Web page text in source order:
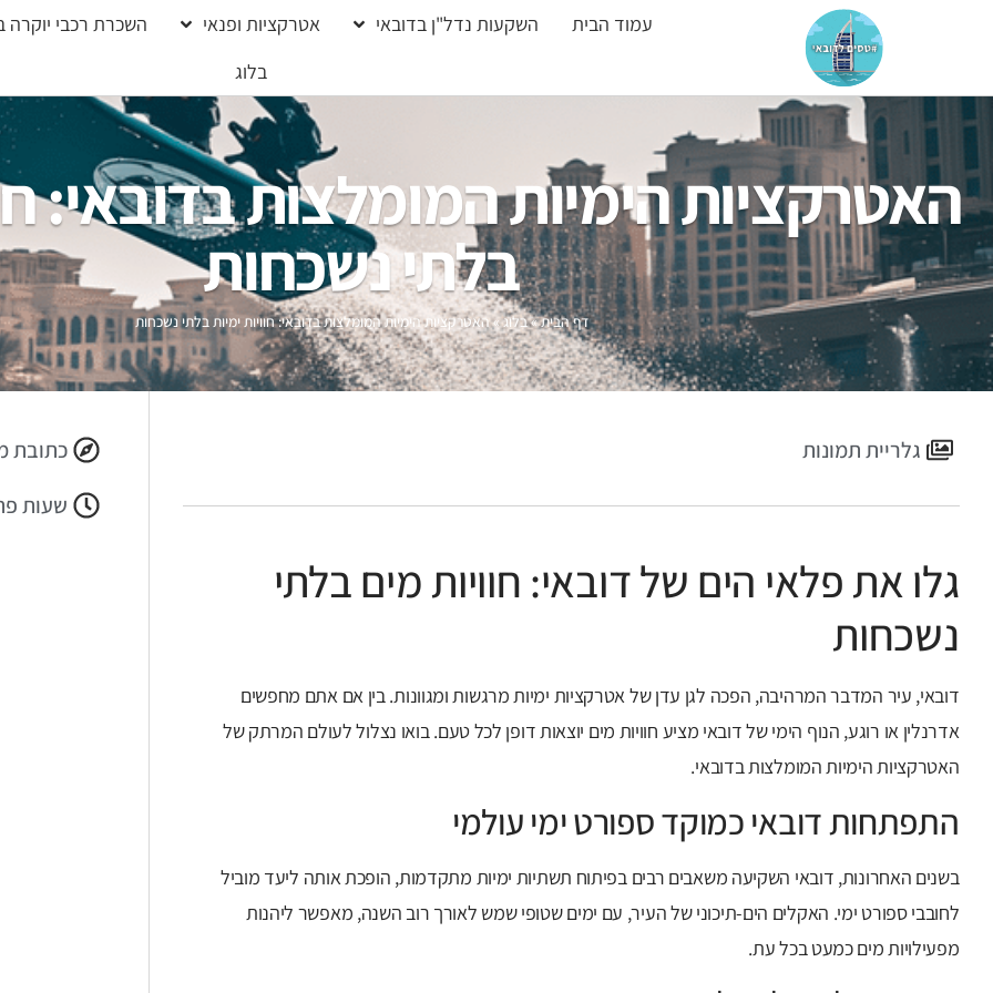
עמוד הבית השקעות נדל"ן בדובאי אטרקציות ופנאי
השכרת רכבי יוקרה
בלוג
האטרקציות הימיות המומלצות בדובאי:
בלתי נשכחות
דף הבית»בלוג»האטרקציות הימיות המומלצות בדובאי: חוויות ימיות בלתי נשכחות
גלריית תמונות
גלו את פלאי הים של דובאי: חוויות מים בלתי
נשכחות
דובאי, עיר המדבר המרהיבה, הפכה לגן עדן של אטרקציות ימיות מרגשות ומגוונות. בין אם אתם מחפשים
אדרנלין או רוגע, הנוף הימי של דובאי מציע חוויות מים יוצאות דופן לכל טעם. בואו נצלול לעולם המרתק של
האטרקציות הימיות המומלצות בדובאי.
התפתחות דובאי כמוקד ספורט ימי עולמי
בשנים האחרונות, דובאי השקיעה משאבים רבים בפיתוח תשתיות ימיות מתקדמות, הופכת אותה ליעד מוביל
לחובבי ספורט ימי. האקלים הים-תיכוני של העיר, עם ימים שטופי שמש לאורך רוב השנה, מאפשר ליהנות
מפעילויות מים כמעט בכל עת.
כתובת
שעות